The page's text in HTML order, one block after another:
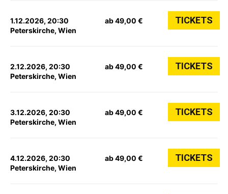
1.12.2026, 20:30
Peterskirche, Wien
ab 49,00 € TICKETS
2.12.2026, 20:30
Peterskirche, Wien
ab 49,00 € TICKETS
3.12.2026, 20:30
Peterskirche, Wien
ab 49,00 € TICKETS
4.12.2026, 20:30
Peterskirche, Wien
ab 49,00 € TICKETS